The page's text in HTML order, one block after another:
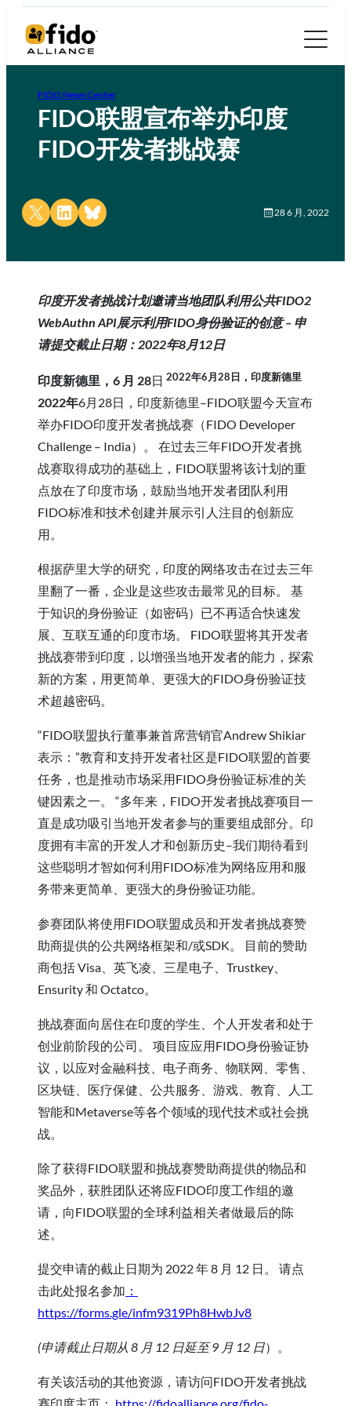
FIDO News Center
FIDO联盟宣布举办印度
FIDO开发者挑战赛
Share on X Share on LinkedIn
Share on Bluesky 28 6 月, 2022
印度开发者挑战计划邀请当地团队利用公共FIDO2
WebAuthn API展示利用FIDO身份验证的创意 – 申
请提交截止日期：2022年8月12日
印度新德里，6 月 28日 2022年6月28日，印度新德里
2022年6月28日，印度新德里–FIDO联盟今天宣布
举办FIDO印度开发者挑战赛（FIDO Developer
Challenge – India）。 在过去三年FIDO开发者挑
战赛取得成功的基础上，FIDO联盟将该计划的重
点放在了印度市场，鼓励当地开发者团队利用
FIDO标准和技术创建并展示引人注目的创新应
用。
根据萨里大学的研究，印度的网络攻击在过去三年
里翻了一番，企业是这些攻击最常见的目标。 基
于知识的身份验证（如密码）已不再适合快速发
展、互联互通的印度市场。 FIDO联盟将其开发者
挑战赛带到印度，以增强当地开发者的能力，探索
新的方案，用更简单、更强大的FIDO身份验证技
术超越密码。
“FIDO联盟执行董事兼首席营销官Andrew Shikiar
表示：”教育和支持开发者社区是FIDO联盟的首要
任务，也是推动市场采用FIDO身份验证标准的关
键因素之一。 “多年来，FIDO开发者挑战赛项目一
直是成功吸引当地开发者参与的重要组成部分。印
度拥有丰富的开发人才和创新历史–我们期待看到
这些聪明才智如何利用FIDO标准为网络应用和服
务带来更简单、更强大的身份验证功能。
参赛团队将使用FIDO联盟成员和开发者挑战赛赞
助商提供的公共网络框架和/或SDK。 目前的赞助
商包括 Visa、英飞凌、三星电子、Trustkey、
Ensurity 和 Octatco。
挑战赛面向居住在印度的学生、个人开发者和处于
创业前阶段的公司。 项目应应用FIDO身份验证协
议，以应对金融科技、电子商务、物联网、零售、
区块链、医疗保健、公共服务、游戏、教育、人工
智能和Metaverse等各个领域的现代技术或社会挑
战。
除了获得FIDO联盟和挑战赛赞助商提供的物品和
奖品外，获胜团队还将应FIDO印度工作组的邀
请，向FIDO联盟的全球利益相关者做最后的陈
述。
提交申请的截止日期为 2022 年 8 月 12 日。 请点
击此处报名参加 ：
https://forms.gle/infm9319Ph8HwbJv8
(申请截止日期从 8 月 12 日延至 9 月 12 日）。
有关该活动的其他资源，请访问FIDO开发者挑战